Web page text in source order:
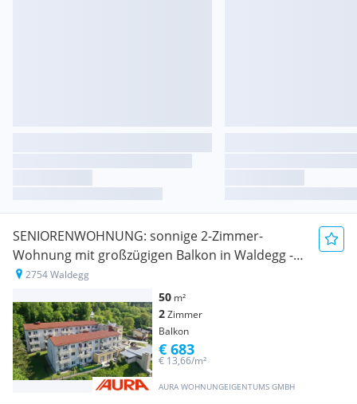
SENIORENWOHNUNG: sonnige 2-Zimmer-
Wohnung mit großzügigen Balkon in Waldegg -
Top 08
2754 Waldegg
50 m²
2Zimmer
Balkon
AURA WOHNUNGEIGENTUMS GMBH
€ 13,66/m²
€ 683